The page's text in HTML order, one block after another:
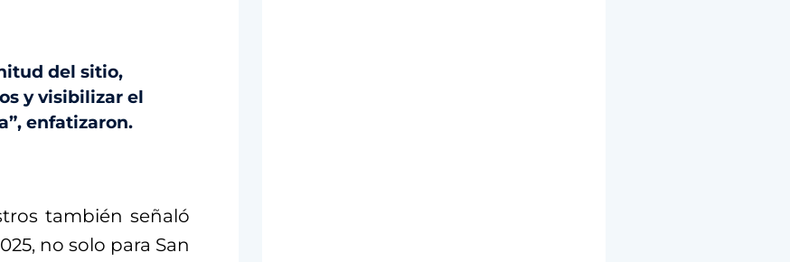
del sitio,
y visibilizar el
enfatizaron.
también señaló
no solo para San